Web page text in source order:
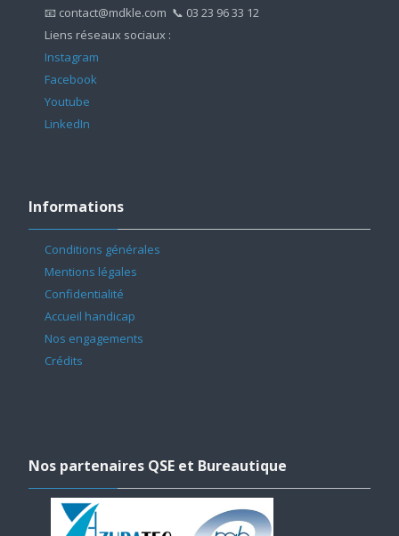
📧 contact@mdkle.com 📞 03 23 96 33 12
Liens réseaux sociaux :
Instagram
Facebook
Youtube
LinkedIn
Informations
Informations
Conditions générales
Mentions légales
Confidentialité
Accueil handicap
Nos engagements
Crédits
Nos
Nos partenaires QSE et Bureautique